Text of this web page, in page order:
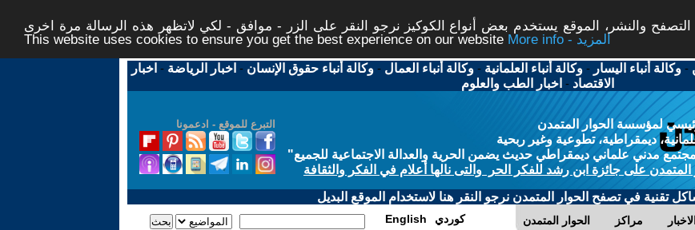
والنشر، الموقع يستخدم بعض أنواع الكوكيز نرجو النقر على الزر - موافق - لكي لاتظهر هذه الرسالة مرة اخرى -
This website uses cookies to ensure you get the best experience on our website
More info - المزيد
-وكالة أنباء اليسار -وكالة أنباء العلمانية -وكالة أنباء العمال -وكالة أنباء حقوق الإنسان - اخبار الرياضة - اخبار
الاقتصاد - اخبار الطب والعلوم
التبرع للموقع - ادعمونا
لمؤسسة الحوار المتمدن
ديمقراطية، تطوعية وغير ربحية
مدني علماني ديمقراطي حديث يضمن الحرية والعدالة الاجتماعية للجميع"
المتمدن على جائزة ابن رشد للفكر الحر والتى نالها أعلام في الفكر والثقافة
تقنية في تصفح الحوار المتمدن نرجو النقر هنا لاستخدام الموقع البديل
الحوار المتمدن مراكز الاخبار English كوردي